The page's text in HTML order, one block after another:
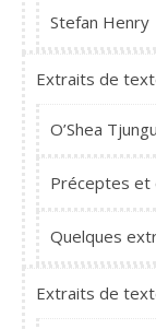
Stefan Henry
Extraits de
O’Shea
Préceptes et
Quelques
Extraits de